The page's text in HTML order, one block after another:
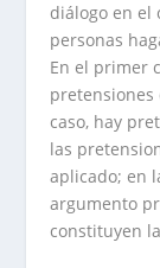
diálogo en el
personas
En el primer
caso, hay
las
aplicado; en
argumento
constituyen